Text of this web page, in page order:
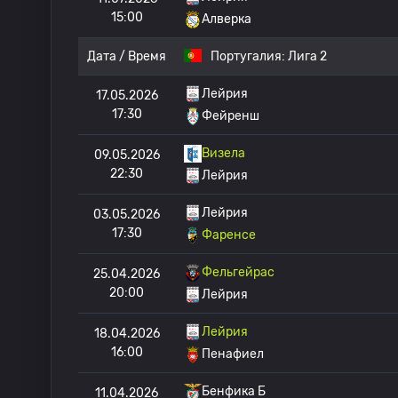
15:00
Алверка
Дата / Время Португалия: Лига 2
17.05.2026
17:30
Лейрия
Фейренш
09.05.2026
22:30
Визела
Лейрия
03.05.2026
17:30
Лейрия
Фаренсе
25.04.2026
20:00
Фельгейрас
Лейрия
18.04.2026
16:00
Лейрия
Пенафиел
11.04.2026 Бенфика Б